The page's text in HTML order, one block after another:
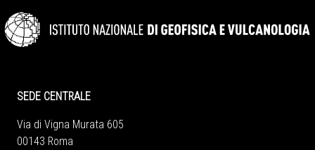
SEDE CENTRALE
Via di Vigna Murata 605
00143 Roma